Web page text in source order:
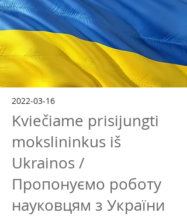
2022-03-16
Kviečiame prisijungti
mokslininkus iš
Ukrainos /
Пропонуємо роботу
науковцям з України